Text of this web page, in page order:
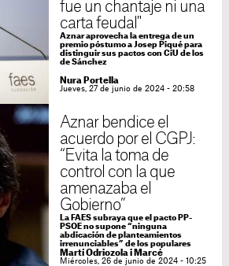
fue un chantaje ni una
carta feudal"
Aznar aprovecha la entrega de un
premio póstumo a Josep Piqué para
distinguir sus pactos con CiU de los
de Sánchez
Nura Portella
Jueves, 27 de junio de 2024 - 20:58
Aznar bendice el
acuerdo por el CGPJ:
“Evita la toma de
control con la que
amenazaba el
Gobierno”
La FAES subraya que el pacto PP-
PSOE no supone “ninguna
abdicación de planteamientos
irrenunciables” de los populares
Martí Odriozola i Marcé
Miércoles, 26 de junio de 2024 - 10:25